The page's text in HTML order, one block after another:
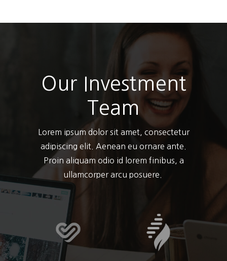
Our Investment
Team
Lorem ipsum dolor sit amet, consectetur
adipiscing elit. Aenean eu ornare ante.
Proin aliquam odio id lorem finibus, a
ullamcorper arcu posuere.